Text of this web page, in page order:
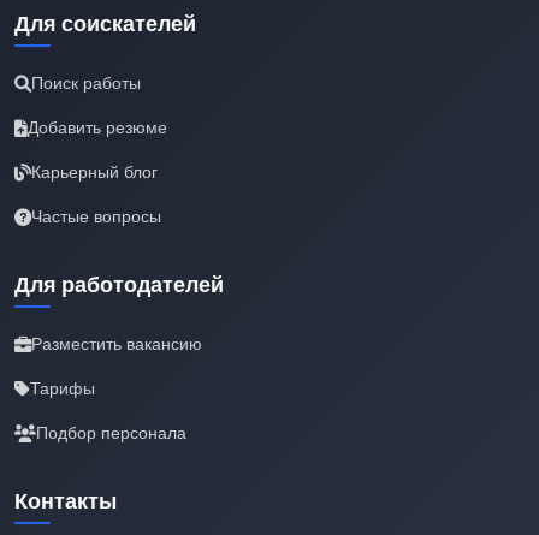
Для соискателей
Поиск работы
Добавить резюме
Карьерный блог
Частые вопросы
Для работодателей
Разместить вакансию
Тарифы
Подбор персонала
Контакты